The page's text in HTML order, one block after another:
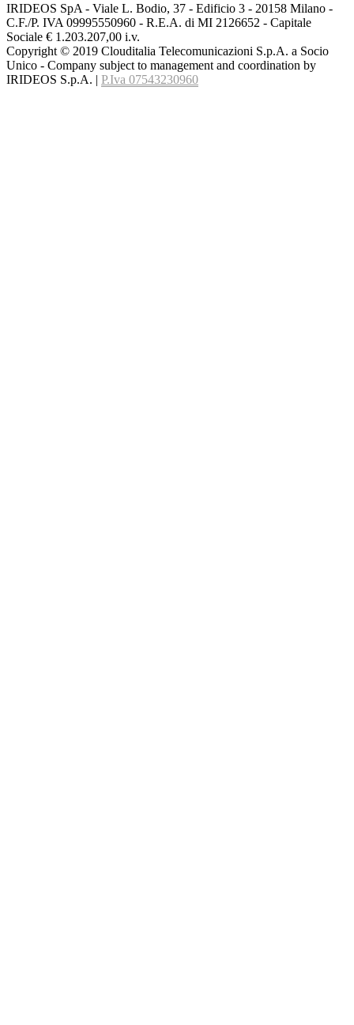
IRIDEOS SpA - Viale L. Bodio, 37 - Edificio 3 - 20158 Milano -
C.F./P. IVA 09995550960 - R.E.A. di MI 2126652 - Capitale
Sociale € 1.203.207,00 i.v.
Copyright © 2019 Clouditalia Telecomunicazioni S.p.A. a Socio
Unico - Company subject to management and coordination by
IRIDEOS S.p.A. | P.Iva 07543230960